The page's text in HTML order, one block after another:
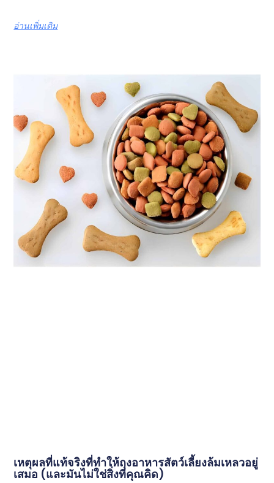
อ่านเพิ่มเติม
เหตุผลที่แท้จริงที่ทำให้ถุงอาหารสัตว์เลี้ยงล้มเหลวอยู่
เสมอ (และมันไม่ใช่สิ่งที่คุณคิด)